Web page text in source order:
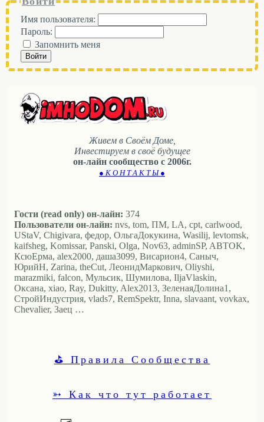
Имя пользователя:
Пароль:
Запомнить меня
Войти
Живем в Своём Доме,
Инвестируем в своё будущее
он-лайн сообщество с 2006г.
● К О Н Т А К Т Ы ●
Гости (read only) он-лайн: 374
Пользователи он-лайн: nvs, tom, ПМ, LA, cpt, carlwood,
UStaV, Chigivara, федор, ОльгаДокукина, Wasilij, levtomsk,
kaifsheg, Komissar, Panski, Olga, Nov63, adminSP, ABTOK,
КсюЕрма, alex2000, даша3099, Висариoн4, Саныч,
ЮрийН, Zarina, theCut, ЛеонидМаркович, Oliyshi,
marazmiki, falcon, Мульсик, Шумилова, IljaVlaskin,
Оксана, xiao, Ray, Dukitty, Alex2013, ЗеленаяДолина1,
СтройИндустрия, vlads7, RemSpektr, Inna, slavaant, vovkax,
Chevalier, Заец …
⛳ Правила Сообщества
➳ Как что тут работает